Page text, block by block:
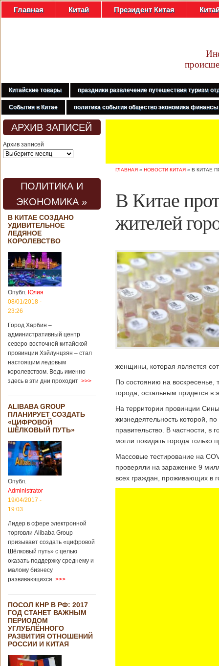
Главная Китай Президент Китая
Китайские товары праздники развлечение путешествия туризм
События в Китае политика события общество экономика финансы
АРХИВ ЗАПИСЕЙ
Архив записей
ПОЛИТИКА И
ЭКОНОМИКА »
В КИТАЕ СОЗДАНО
УДИВИТЕЛЬНОЕ
ЛЕДЯНОЕ
КОРОЛЕВСТВО
Опубл. Юлия
08/01/2018 -
23:26
Город Харбин –
административный центр
северо-восточной китайской
провинции Хэйлунцзян – стал
настоящим ледовым
королевством. Ведь именно
здесь в эти дни проходит >>>
ALIBABA GROUP
ПЛАНИРУЕТ СОЗДАТЬ
«ЦИФРОВОЙ
ШЁЛКОВЫЙ ПУТЬ»
Опубл.
Administrator
19/04/2017 -
19:03
Лидер в сфере электронной
торговли Alibaba Group
призывает создать «цифровой
Шёлковый путь» с целью
оказать поддержку среднему и
малому бизнесу
развивающихся >>>
ПОСОЛ КНР В РФ: 2017
ГОД СТАНЕТ ВАЖНЫМ
ПЕРИОДОМ
УГЛУБЛЁННОГО
РАЗВИТИЯ ОТНОШЕНИЙ
РОССИИ И КИТАЯ
ГЛАВНАЯ » НОВОСТИ КИТАЯ » В КИТАЕ
В Китае
жителей
женщины, которая является
По состоянию на
города, остальным придется в
На территории провинции
жизнедеятельность которой,
правительство. В частности, в
могли покидать города только
Массовые тестирование на
проверяли на заражение 9
всех граждан, проживающих в